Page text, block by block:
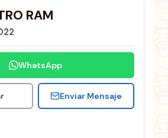
RAM
WhatsApp
Enviar Mensaje